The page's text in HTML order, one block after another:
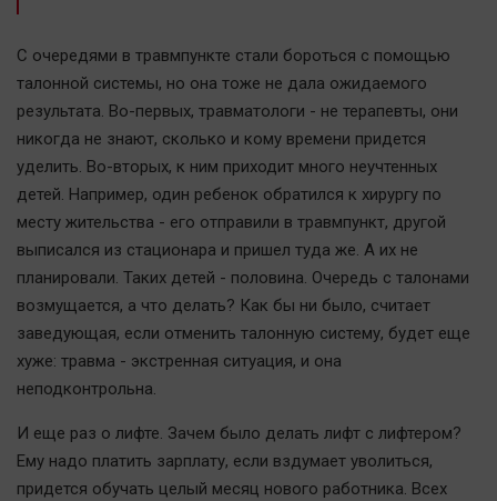
С очередями в травмпункте стали бороться с помощью
талонной системы, но она тоже не дала ожидаемого
результата. Во-первых, травматологи - не терапевты, они
никогда не знают, сколько и кому времени придется
уделить. Во-вторых, к ним приходит много неучтенных
детей. Например, один ребенок обратился к хирургу по
месту жительства - его отправили в травмпункт, другой
выписался из стационара и пришел туда же. А их не
планировали. Таких детей - половина. Очередь с талонами
возмущается, а что делать? Как бы ни было, считает
заведующая, если отменить талонную систему, будет еще
хуже: травма - экстренная ситуация, и она
неподконтрольна.
И еще раз о лифте. Зачем было делать лифт с лифтером?
Ему надо платить зарплату, если вздумает уволиться,
придется обучать целый месяц нового работника. Всех